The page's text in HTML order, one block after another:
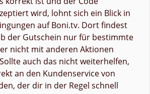
wird, lohnt sich ein Blick in
auf Boni.tv. Dort findest
der Gutschein nur für bestimmte
nicht mit anderen Aktionen
auch das nicht weiterhelfen,
an den Kundenservice von
der dir in der Regel schnell